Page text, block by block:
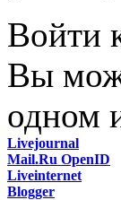
Войти
Вы
одном
Livejournal
Mail.Ru OpenID
Liveinternet
Blogger